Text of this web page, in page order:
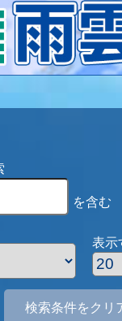
を含む
表示
検索条件をクリ